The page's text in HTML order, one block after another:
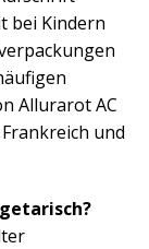
bei Kindern
Allurarot AC
und